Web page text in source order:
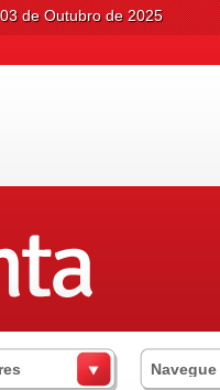
de Outubro de 2025